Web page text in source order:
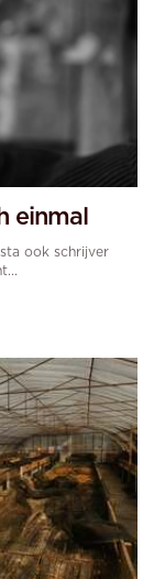
einmal
ook schrijver